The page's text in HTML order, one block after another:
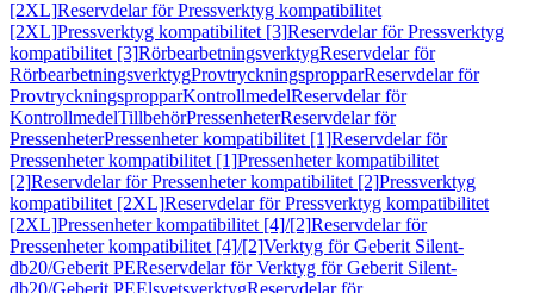
[2XL]Reservdelar för Pressverktyg kompatibilitet
[2XL]Pressverktyg kompatibilitet [3]Reservdelar för Pressverktyg
kompatibilitet [3]RörbearbetningsverktygReservdelar för
RörbearbetningsverktygProvtryckningspropparReservdelar för
ProvtryckningspropparKontrollmedelReservdelar för
KontrollmedelTillbehörPressenheterReservdelar för
PressenheterPressenheter kompatibilitet [1]Reservdelar för
Pressenheter kompatibilitet [1]Pressenheter kompatibilitet
[2]Reservdelar för Pressenheter kompatibilitet [2]Pressverktyg
kompatibilitet [2XL]Reservdelar för Pressverktyg kompatibilitet
[2XL]Pressenheter kompatibilitet [4]/[2]Reservdelar för
Pressenheter kompatibilitet [4]/[2]Verktyg för Geberit Silent-
db20/Geberit PEReservdelar för Verktyg för Geberit Silent-
db20/Geberit PEElsvetsverktygReservdelar för